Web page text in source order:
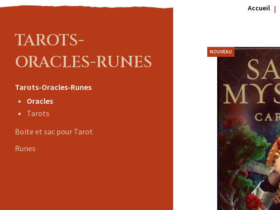
TAROTS-
ORACLES-RUNES
Tarots-Oracles-Runes
Oracles
Tarots
Boite et sac pour Tarot
Runes
Accueil
NOUVEAU